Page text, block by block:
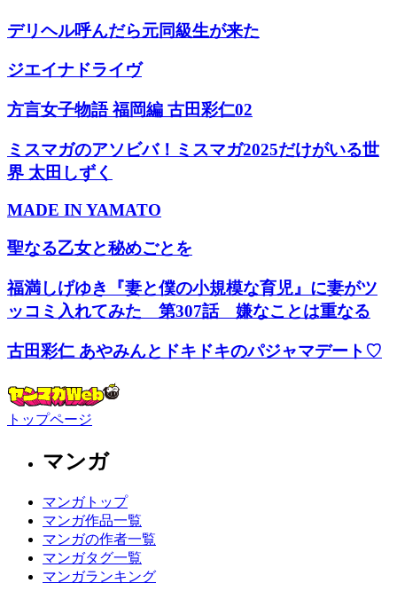
デリヘル呼んだら元同級生が来た
ジエイナドライヴ
方言女子物語 福岡編 古田彩仁02
ミスマガのアソビバ！ミスマガ2025だけがいる世
界 太田しずく
MADE IN YAMATO
聖なる乙女と秘めごとを
福満しげゆき『妻と僕の小規模な育児』に妻がツ
ッコミ入れてみた 第307話 嫌なことは重なる
古田彩仁 あやみんとドキドキのパジャマデート♡
トップページ
マンガ
マンガトップ
マンガ作品一覧
マンガの作者一覧
マンガタグ一覧
マンガランキング